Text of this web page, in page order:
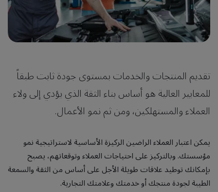
تقديم المنتجات والخدمات بمستوى جودة ثابت طبقاً
للمعايير العالية هو أساس بناء الثقة الذي يؤدي إلى ولاء
العملاء والمستهلكين، ومن ثم نمو الأعمال.
يمكن اعتبار العملاء الراضين الركيزة الأساسية لاستراتيجية نمو
مؤسستك. وبالتركيز على احتياجات العملاء وتوقعاتهم، يصبح
بإمكانك توطيد علاقات طويلة الأجل على أساس من الثقة والسمعة
الطيبة لجودة منتجك أو خدمتك وعلامتك التجارية.